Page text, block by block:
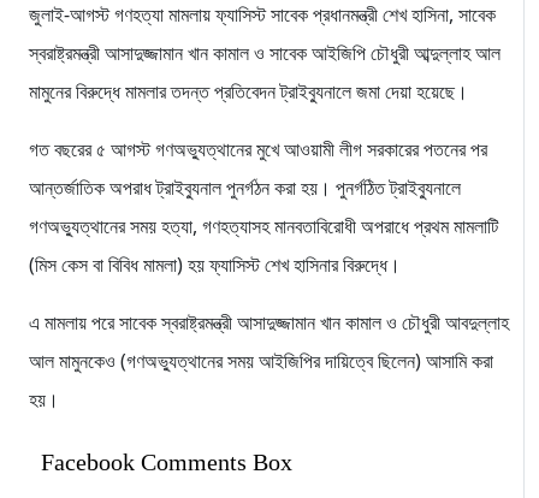
জুলাই-আগস্ট গণহত্যা মামলায় ফ্যাসিস্ট সাবেক প্রধানমন্ত্রী শেখ হাসিনা, সাবেক
স্বরাষ্ট্রমন্ত্রী আসাদুজ্জামান খান কামাল ও সাবেক আইজিপি চৌধুরী আব্দুল্লাহ আল
মামুনের বিরুদ্ধে মামলার তদন্ত প্রতিবেদন ট্রাইব্যুনালে জমা দেয়া হয়েছে।
গত বছরের ৫ আগস্ট গণঅভ্যুত্থানের মুখে আওয়ামী লীগ সরকারের পতনের পর
আন্তর্জাতিক অপরাধ ট্রাইব্যুনাল পুনর্গঠন করা হয়। পুনর্গঠিত ট্রাইব্যুনালে
গণঅভ্যুত্থানের সময় হত্যা, গণহত্যাসহ মানবতাবিরোধী অপরাধে প্রথম মামলাটি
(মিস কেস বা বিবিধ মামলা) হয় ফ্যাসিস্ট শেখ হাসিনার বিরুদ্ধে।
এ মামলায় পরে সাবেক স্বরাষ্ট্রমন্ত্রী আসাদুজ্জামান খান কামাল ও চৌধুরী আবদুল্লাহ
আল মামুনকেও (গণঅভ্যুত্থানের সময় আইজিপির দায়িত্বে ছিলেন) আসামি করা
হয়।
Facebook Comments Box